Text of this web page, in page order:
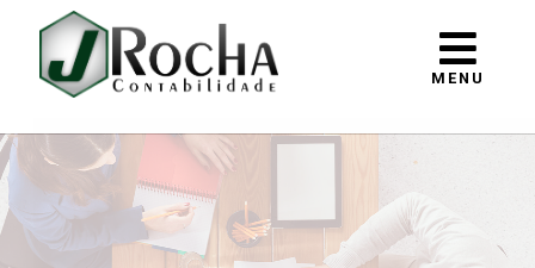
MENU